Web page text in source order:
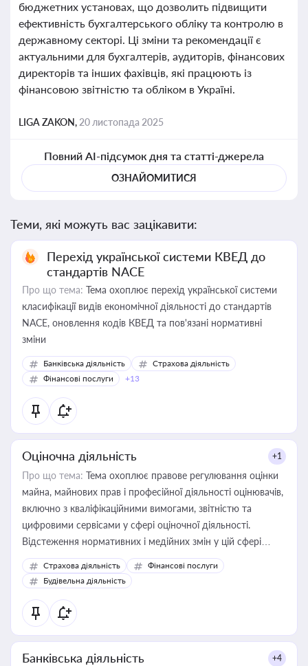
бюджетних установах, що дозволить підвищити
ефективність бухгалтерського обліку та контролю в
державному секторі. Ці зміни та рекомендації є
актуальними для бухгалтерів, аудиторів, фінансових
директорів та інших фахівців, які працюють із
фінансовою звітністю та обліком в Україні.
LIGA ZAKON, 20 листопада 2025
Повний AI-підсумок дня та статті-джерела
ОЗНАЙОМИТИСЯ
Теми, які можуть вас зацікавити:
Перехід української системи КВЕД до
стандартів NACE
Про що тема: Тема охоплює перехід української системи
класифікації видів економічної діяльності до стандартів
NACE, оновлення кодів КВЕД та пов'язані нормативні
зміни
Банківська діяльність
Страхова діяльність
Фінансові послуги
+13
Оціночна діяльність +1
Про що тема: Тема охоплює правове регулювання оцінки
майна, майнових прав і професійної діяльності оцінювачів,
включно з кваліфікаційними вимогами, звітністю та
цифровими сервісами у сфері оціночної діяльності.
Відстеження нормативних і медійних змін у цій сфері
корисне для власника бізнесу, керівника, юриста або
бухгалтера під час оподаткування, приватизації, оренди
державного майна, корпоративних угод і перевірки
статусу суб'єктів оціночної діяльності
Страхова діяльність
Фінансові послуги
Будівельна діяльність
Банківська діяльність +4